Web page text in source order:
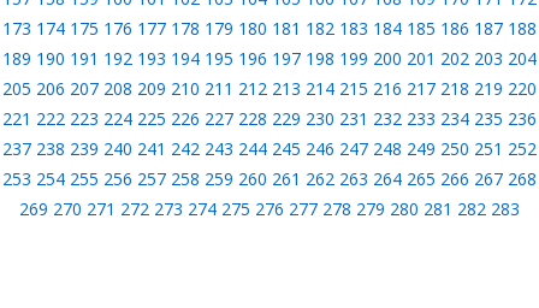
173 174 175 176 177 178 179 180 181 182 183 184 185 186 187 188
189 190 191 192 193 194 195 196 197 198 199 200 201 202 203 204
205 206 207 208 209 210 211 212 213 214 215 216 217 218 219 220
221 222 223 224 225 226 227 228 229 230 231 232 233 234 235 236
237 238 239 240 241 242 243 244 245 246 247 248 249 250 251 252
253 254 255 256 257 258 259 260 261 262 263 264 265 266 267 268
269 270 271 272 273 274 275 276 277 278 279 280 281 282 283